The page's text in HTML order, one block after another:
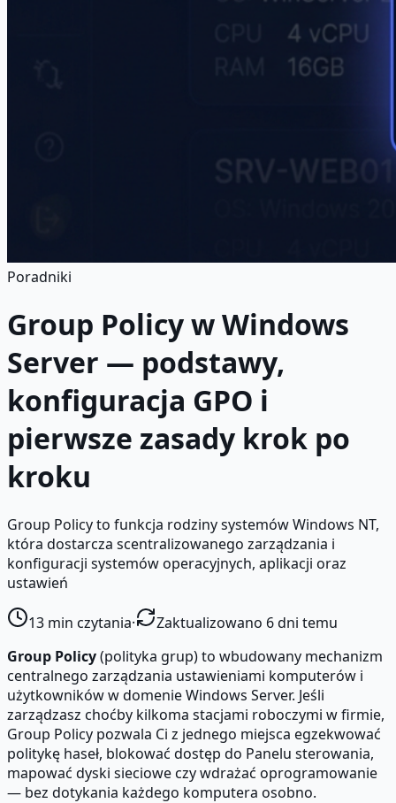
Poradniki
Group Policy w Windows
Server — podstawy,
konfiguracja GPO i
pierwsze zasady krok po
kroku
Group Policy to funkcja rodziny systemów Windows NT,
która dostarcza scentralizowanego zarządzania i
konfiguracji systemów operacyjnych, aplikacji oraz
ustawień
13 min czytania·
Zaktualizowano 6 dni temu
Group Policy(polityka grup) to wbudowany mechanizm
centralnego zarządzania ustawieniami komputerów i
użytkowników w domenie Windows Server. Jeśli
zarządzasz choćby kilkoma stacjami roboczymi w firmie,
Group Policy pozwala Ci z jednego miejsca egzekwować
politykę haseł, blokować dostęp do Panelu sterowania,
mapować dyski sieciowe czy wdrażać oprogramowanie
— bez dotykania każdego komputera osobno.